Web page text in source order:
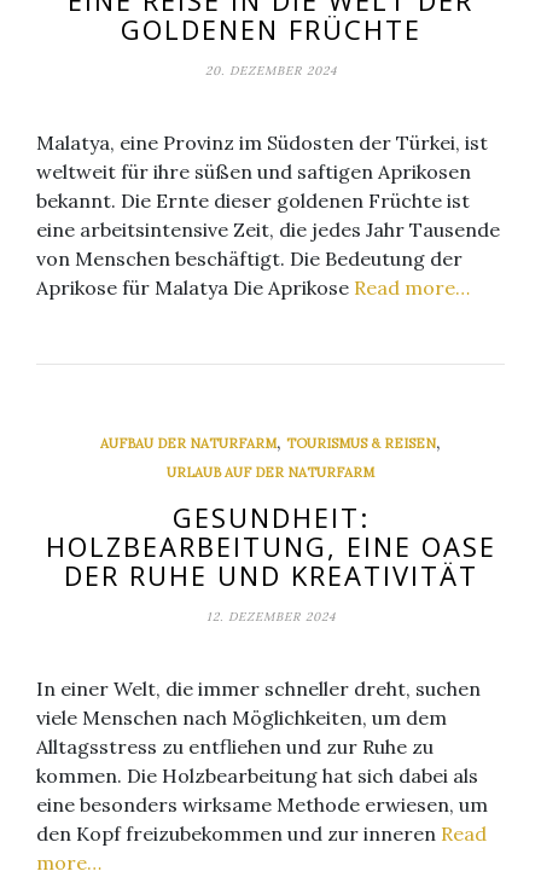
GOLDENEN FRÜCHTE
20. DEZEMBER 2024
Malatya, eine Provinz im Südosten der Türkei, ist
weltweit für ihre süßen und saftigen Aprikosen
bekannt. Die Ernte dieser goldenen Früchte ist
eine arbeitsintensive Zeit, die jedes Jahr Tausende
von Menschen beschäftigt. Die Bedeutung der
Aprikose für Malatya Die Aprikose Read more…
AUFBAU DER NATURFARM, TOURISMUS & REISEN,
URLAUB AUF DER NATURFARM
GESUNDHEIT:
HOLZBEARBEITUNG, EINE OASE
DER RUHE UND KREATIVITÄT
12. DEZEMBER 2024
In einer Welt, die immer schneller dreht, suchen
viele Menschen nach Möglichkeiten, um dem
Alltagsstress zu entfliehen und zur Ruhe zu
kommen. Die Holzbearbeitung hat sich dabei als
eine besonders wirksame Methode erwiesen, um
den Kopf freizubekommen und zur inneren Read
more…